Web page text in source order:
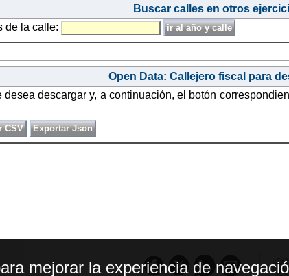
Buscar calles en otros
de la calle:
Open Data: Callejero fiscal para
descargar y, a continuación, el botón
mejorar la experiencia de